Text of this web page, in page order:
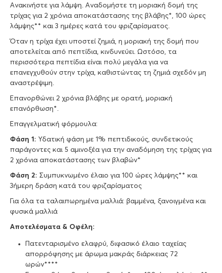
Ανακινήστε για λάμψη. Αναδομήστε τη μοριακή δομή της
τρίχας για 2 χρόνια αποκατάστασης της βλάβης*, 100 ώρες
λάμψης** και 3 ημέρες κατά του φριζαρίσματος.
Όταν η τρίχα έχει υποστεί ζημιά, η μοριακή της δομή που
αποτελείται από πεπτίδια, κινδυνεύει. Ωστόσο, τα
περισσότερα πεπτίδια είναι πολύ μεγάλα για να
επανεγχυθούν στην τρίχα, καθιστώντας τη ζημιά σχεδόν μη
αναστρέψιμη.
Επανορθώνει 2 χρόνια βλάβης με ορατή, μοριακή
επανόρθωση*.
Επαγγελματική φόρμουλα:
Φάση 1: Υδατική φάση με 1% πεπτιδικούς, συνδετικούς
παράγοντες και 5 αμινοξέα για την αναδόμηση της τρίχας για
2 χρόνια αποκατάστασης των βλαβών*
Φάση 2: Συμπυκνωμένο έλαιο για 100 ώρες λάμψης** και
3ήμερη δράση κατά του φριζαρίσματος
Για όλα τα ταλαιπωρημένα μαλλιά: βαμμένα, ξανοιγμένα και
φυσικά μαλλιά
Αποτελέσματα & Οφέλη:
Πατενταρισμένο ελαφρύ, διφασικό έλαιο ταχείας
απορρόφησης με άρωμα μακράς διάρκειας 72
ωρών****